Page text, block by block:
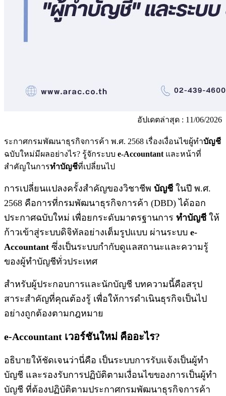
อัปเดตล่าสุด : 11/06/2026
ระกาศกรมพัฒนาธุรกิจการค้า พ.ศ. 2568 เรื่องเงื่อนไขผู้ทำบัญชี
ฉบับใหม่มีผลอย่างไร? รู้จักระบบ e-Accountant และหน้าที่
สำคัญในการทำบัญชีที่เปลี่ยนไป
การเปลี่ยนแปลงครั้งสำคัญของวิชาชีพ บัญชีในปี พ.ศ.
2568 คือการที่กรมพัฒนาธุรกิจการค้า (DBD) ได้ออก
ประกาศฉบับใหม่ เพื่อยกระดับมาตรฐานการ ทำบัญชีให้
ก้าวเข้าสู่ระบบดิจิทัลอย่างเต็มรูปแบบ ผ่านระบบ e-
Accountant ซึ่งเป็นระบบกำกับดูแลสถานะและความรู้
ของผู้ทำบัญชีทั่วประเทศ
สำหรับผู้ประกอบการและนักบัญชี บทความนี้คือสรุป
สาระสำคัญที่คุณต้องรู้ เพื่อให้การดำเนินธุรกิจเป็นไป
อย่างถูกต้องตามกฎหมาย
e-Accountant เวอร์ชันใหม่ คืออะไร?
อธิบายให้ชัดเจนว่านี่คือ เป็นระบบการรับแจ้งเป็นผู้ทำ
บัญชี และรองรับการปฏิบัติตามเงื่อนไขของการเป็นผู้ทำ
บัญชี ที่ต้องปฏิบัติตามประกาศกรมพัฒนาธุรกิจการค้า